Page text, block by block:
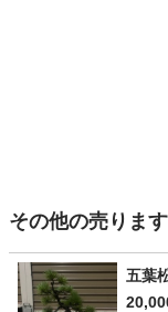
その他の売りま
五葉